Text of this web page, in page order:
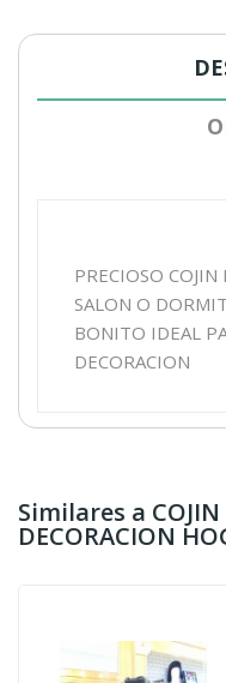
PRECIOSO
SALON O
BONITO IDEAL
DECORACION
Similares a COJIN
DECORACION